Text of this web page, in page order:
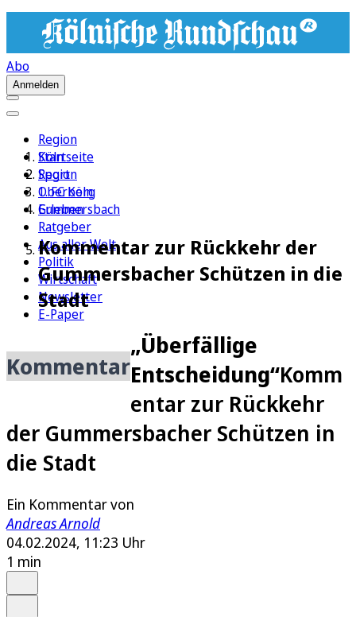
Abo
Anmelden
Region
Köln
Sport
1. FC Köln
Erleben
Ratgeber
Aus aller Welt
Politik
Wirtschaft
Newsletter
E-Paper
Startseite
Region
Oberberg
Gummersbach
Kommentar zur Rückkehr der
Gummersbacher Schützen in die
Stadt
Kommentar
„Überfällige
Entscheidung“Komm
entar zur Rückkehr
der Gummersbacher Schützen in
die Stadt
Ein Kommentar von
Andreas Arnold
04.02.2024, 11:23 Uhr
1 min